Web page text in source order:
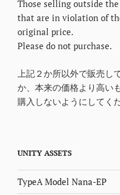
Those selling outside
that are in violation of
original price.
Please do not purchase.
上記２か所以外で販売し
か、本来の価格より高い
購入しないようにしてく
UNITY ASSETS
TypeA Model Nana-EP